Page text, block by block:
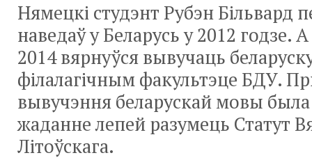
Нямецкі студэнт Рубэн Більвард
наведаў у Беларусь у 2012 годзе.
2014 вярнуўся вывучаць
філалагічным факультэце БДУ.
вывучэння беларускай мовы
жаданне лепей разумець Статут
Літоўскага.